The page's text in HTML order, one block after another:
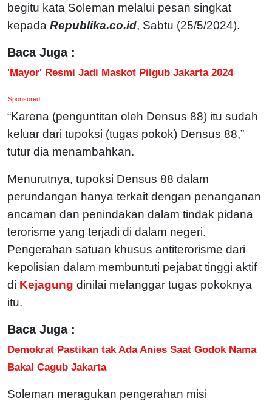
begitu kata Soleman melalui pesan singkat
kepada Republika.co.id, Sabtu (25/5/2024).
Baca Juga :
'Mayor' Resmi Jadi Maskot Pilgub Jakarta 2024
Sponsored
“Karena (penguntitan oleh Densus 88) itu sudah
keluar dari tupoksi (tugas pokok) Densus 88,”
tutur dia menambahkan.
Menurutnya, tupoksi Densus 88 dalam
perundangan hanya terkait dengan penanganan
ancaman dan penindakan dalam tindak pidana
terorisme yang terjadi di dalam negeri.
Pengerahan satuan khusus antiterorisme dari
kepolisian dalam membuntuti pejabat tinggi aktif
di Kejagung dinilai melanggar tugas pokoknya
itu.
Baca Juga :
Demokrat Pastikan tak Ada Anies Saat Godok Nama
Bakal Cagub Jakarta
Soleman meragukan pengerahan misi